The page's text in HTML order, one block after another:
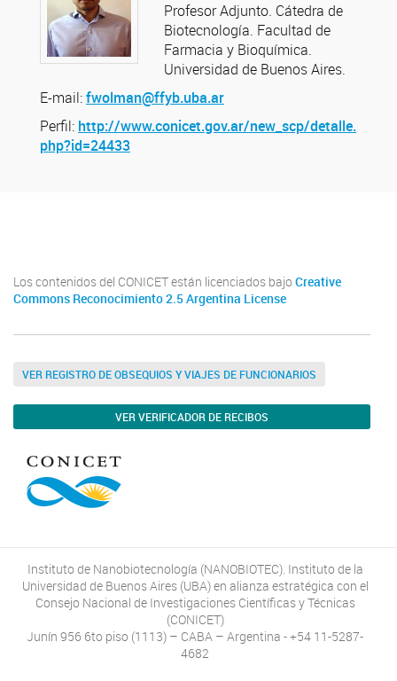
Profesor Adjunto. Cátedra de
Biotecnología. Facultad de
Farmacia y Bioquímica.
Universidad de Buenos Aires.
E-mail:fwolman@ffyb.uba.ar
Perfil: http://www.conicet.gov.ar/new_scp/detalle.
php?id=24433
Los contenidos del CONICET están licenciados bajo Creative
Commons Reconocimiento 2.5 Argentina License
VER REGISTRO DE OBSEQUIOS Y VIAJES DE FUNCIONARIOS
VER VERIFICADOR DE RECIBOS
Instituto de Nanobiotecnología (NANOBIOTEC). Instituto de la
Universidad de Buenos Aires (UBA) en alianza estratégica con el
Consejo Nacional de Investigaciones Científicas y Técnicas
(CONICET)
Junín 956 6to piso (1113) – CABA – Argentina - +54 11-5287-
4682